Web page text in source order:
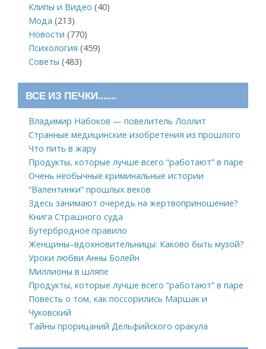
Клипы и Видео (40)
Мода (213)
Новости (770)
Психология (459)
Советы (483)
ВСЕ ИЗ ПЕЧКИ…….
Владимир Набоков — повелитель Лоллит
Странные медицинские изобретения из прошлого
Что пить в жару
Продукты, которые лучше всего “работают” в паре
Очень необычные криминальные истории
“Валентинки” прошлых веков
Здесь занимают очередь на жертвоприношение?
Книга Страшного суда
Бутербродное правило
Женщины–вдохновительницы: Каково быть музой?
Уроки любви Анны Болейн
Миллионы в шляпе
Продукты, которые лучше всего “работают” в паре
Повесть о том, как поссорились Маршак и
Чуковский
Тайны прорицаний Дельфийского оракула